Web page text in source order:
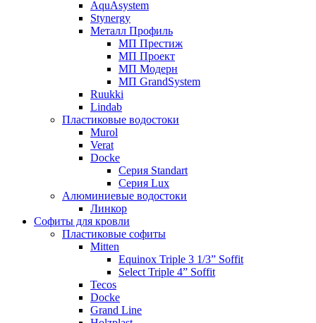
AquAsystem
Stynergy
Металл Профиль
МП Престиж
МП Проект
МП Модерн
МП GrandSystem
Ruukki
Lindab
Пластиковые водостоки
Murol
Verat
Docke
Серия Standart
Серия Lux
Алюминиевые водостоки
Линкор
Софиты для кровли
Пластиковые софиты
Mitten
Equinox Triple 3 1/3” Soffit
Select Triple 4” Soffit
Tecos
Docke
Grand Line